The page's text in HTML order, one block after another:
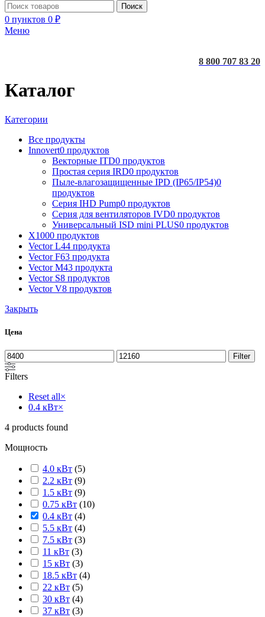
Поиск
0 пунктов 0 ₽
Меню
8 800 707 83 20
Каталог
Категории
Все продукты
Innovert0 продуктов
Векторные ITD0 продуктов
Простая серия IRD0 продуктов
Пыле-влагозащищенные IPD (IP65/IP54)0
продуктов
Серия IHD Pump0 продуктов
Серия для вентиляторов IVD0 продуктов
Универсальный ISD mini PLUS0 продуктов
X1000 продуктов
Vector L44 продукта
Vector F63 продукта
Vector M43 продукта
Vector S8 продуктов
Vector V8 продуктов
Закрыть
Цена
Filter
Filters
Reset all×
0.4 кВт×
4 products found
Мощность
4.0 кВт (5)
2.2 кВт (9)
1.5 кВт (9)
0.75 кВт (10)
0.4 кВт (4)
5.5 кВт (4)
7.5 кВт (3)
11 кВт (3)
15 кВт (3)
18.5 кВт (4)
22 кВт (5)
30 кВт (4)
37 кВт (3)